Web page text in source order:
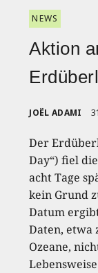
NEWS
Aktion
JOËL ADAMI
Der
Day“) fiel
acht Tage
kein Grund
Datum
Daten, etwa
Ozeane,